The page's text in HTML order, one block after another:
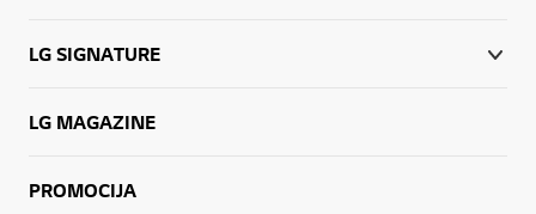
LG SIGNATURE
LG MAGAZINE
PROMOCIJA